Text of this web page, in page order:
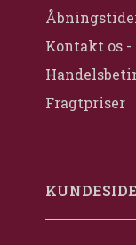
Kontakt os
Fragtpriser